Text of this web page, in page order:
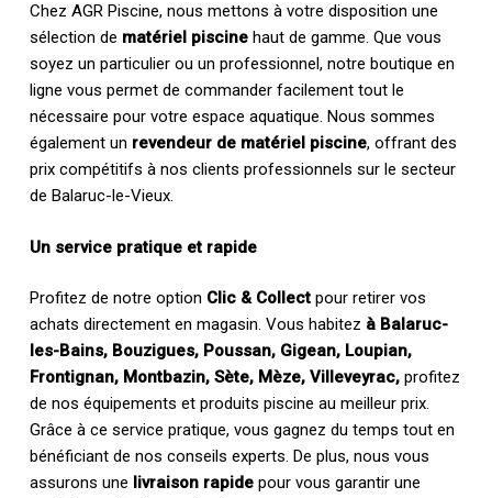
Chez AGR Piscine, nous mettons à votre disposition une
sélection de matériel piscinehaut de gamme. Que vous
soyez un particulier ou un professionnel, notre boutique en
ligne vous permet de commander facilement tout le
nécessaire pour votre espace aquatique. Nous sommes
également un revendeur de matériel piscine, offrant des
prix compétitifs à nos clients professionnels sur le secteur
de Balaruc-le-Vieux.
Un service pratique et rapide
Profitez de notre option Clic & Collectpour retirer vos
achats directement en magasin. Vous habitez à Balaruc-
les-Bains, Bouzigues, Poussan, Gigean, Loupian,
Frontignan, Montbazin, Sète, Mèze, Villeveyrac, profitez
de nos équipements et produits piscine au meilleur prix.
Grâce à ce service pratique, vous gagnez du temps tout en
bénéficiant de nos conseils experts. De plus, nous vous
assurons une livraison rapidepour vous garantir une